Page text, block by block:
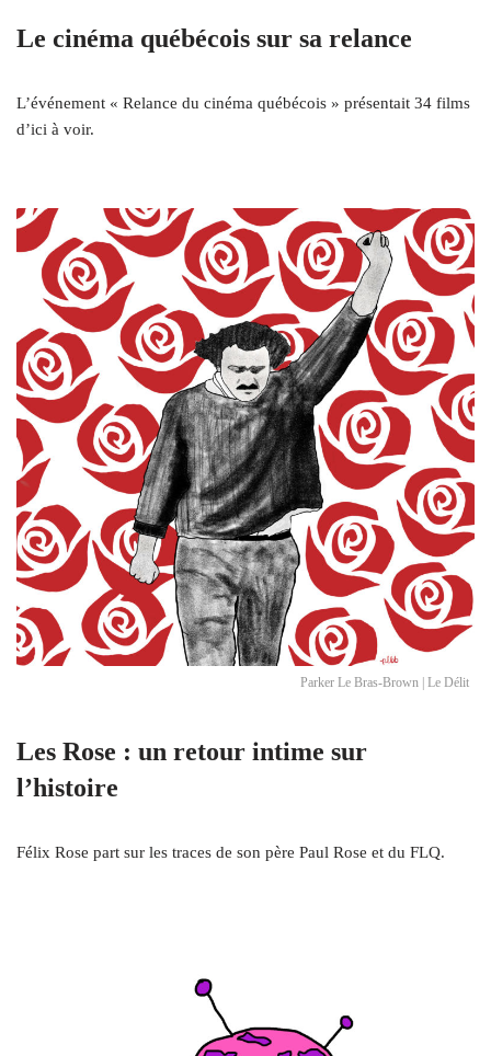
Le cinéma québécois sur sa relance
L’événement « Relance du cinéma québécois » présentait 34 films
d’ici à voir.
Parker Le Bras-Brown | Le Délit
Les Rose : un retour intime sur
l’histoire
Félix Rose part sur les traces de son père Paul Rose et du FLQ.